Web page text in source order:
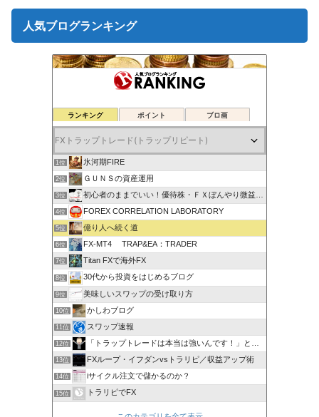
人気ブログランキング
ランキング ポイント ブロ画
1位 氷河期FIRE
2位 ＧＵＮＳの資産運用
3位 初心者のままでいい！優待株・ＦＸぼんやり微益ブログ
4位 FOREX CORRELATION LABORATORY
5位 億り人へ続く道
6位 FX-MT4 TRAP&EA：TRADER
7位 Titan FXで海外FX
8位 30代から投資をはじめるブログ
9位 美味しいスワップの受け取り方
10位 かしわブログ
11位 スワップ速報
12位 「トラップトレードは本当は強いんです！」と叫びたい。
13位 FXループ・イフダンvsトラリピ／収益アップ術
14位 iサイクル注文で儲かるのか？
15位 トラリピでFX